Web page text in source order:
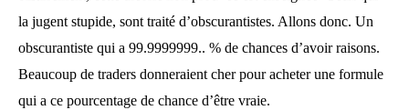
la jugent stupide, sont traité d’obscurantistes. Allons donc. Un
obscurantiste qui a 99.9999999.. % de chances d’avoir raisons.
Beaucoup de traders donneraient cher pour acheter une formule
qui a ce pourcentage de chance d’être vraie.